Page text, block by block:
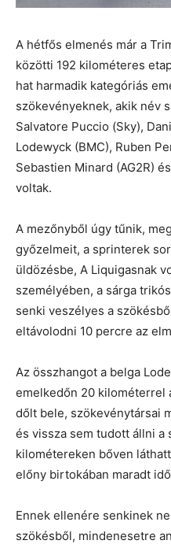
A hétfős elmenés már a
közötti 192 kilométeres
hat harmadik kategóriás
szökevényeknek, akik név
Salvatore Puccio (Sky),
Lodewyck (BMC), Ruben
Sebastien Minard (AG2R)
voltak.
A mezőnyből úgy tűnik,
győzelmeit, a sprinterek
üldözésbe, A Liquigasnak
személyében, a sárga
senki veszélyes a
eltávolodni 10 percre az
Az összhangot a belga
emelkedőn 20 kilométerrel
dőlt bele, szökevénytársai
és vissza sem tudott állni a
kilométereken bőven
előny birtokában maradt
Ennek ellenére senkinek
szökésből, mindenesetre